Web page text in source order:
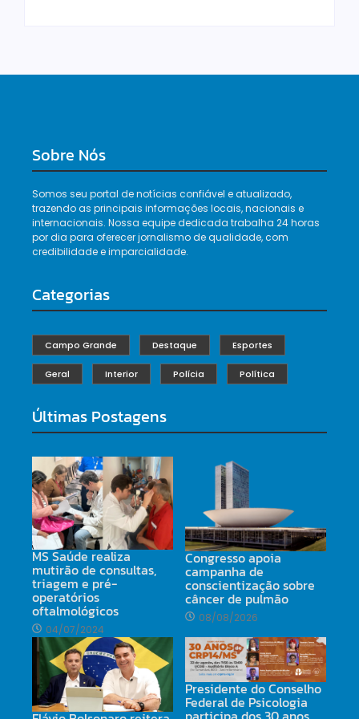
Sobre Nós
Somos seu portal de notícias confiável e atualizado,
trazendo as principais informações locais, nacionais e
internacionais. Nossa equipe dedicada trabalha 24 horas
por dia para oferecer jornalismo de qualidade, com
credibilidade e imparcialidade.
Categorias
Campo Grande Destaque Esportes
Geral Interior Polícia Política
Últimas Postagens
MS Saúde realiza
mutirão de consultas,
triagem e pré-
operatórios
oftalmológicos
04/07/2024
Congresso apoia
campanha de
conscientização sobre
câncer de pulmão
08/08/2026
Presidente do Conselho
Federal de Psicologia